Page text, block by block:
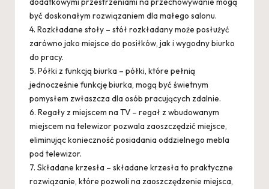
być doskonałym rozwiązaniem dla małego salonu.
4. Rozkładane stoły – stół rozkładany może posłużyć
zarówno jako miejsce do posiłków, jak i wygodny biurko
do pracy.
5. Półki z funkcją biurka – półki, które pełnią
jednocześnie funkcję biurka, mogą być świetnym
pomysłem zwłaszcza dla osób pracujących zdalnie.
6. Regały z miejscem na TV – regał z wbudowanym
miejscem na telewizor pozwala zaoszczędzić miejsce,
eliminując konieczność posiadania oddzielnego mebla
pod telewizor.
7. Składane krzesła – składane krzesła to praktyczne
rozwiązanie, które pozwoli na zaoszczędzenie miejsca,